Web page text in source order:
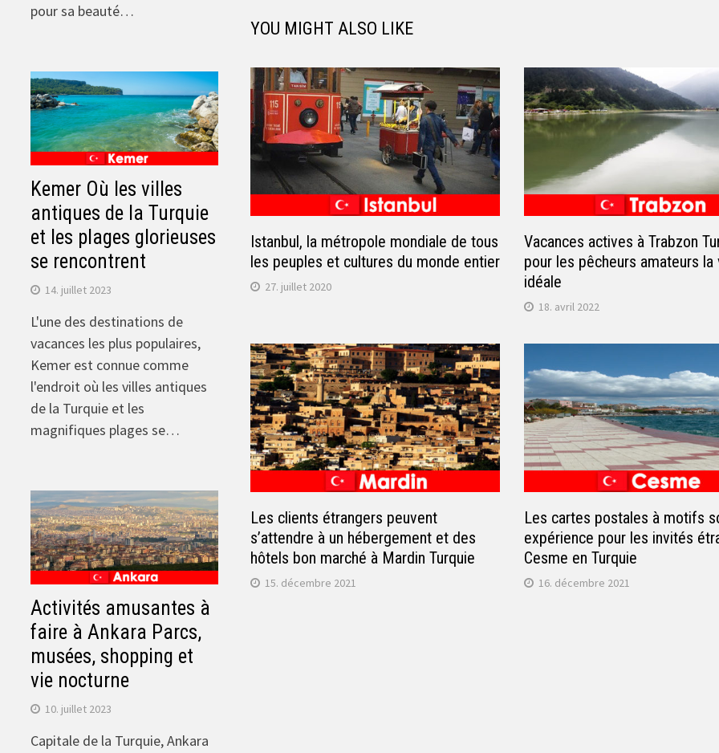
YOU MIGHT ALSO LIKE
Istanbul, la métropole mondiale de tous
les peuples et cultures du monde entier
27. juillet 2020
Vacances actives à Trabzon
pour les pêcheurs amateurs la
idéale
18. avril 2022
Les clients étrangers peuvent
s’attendre à un hébergement et des
hôtels bon marché à Mardin Turquie
15. décembre 2021
Les cartes postales à motifs
expérience pour les invités
Cesme en Turquie
16. décembre 2021
pour sa beauté…
Kemer Où les villes
antiques de la Turquie
et les plages glorieuses
se rencontrent
14. juillet 2023
L'une des destinations de
vacances les plus populaires,
Kemer est connue comme
l'endroit où les villes antiques
de la Turquie et les
magnifiques plages se…
Activités amusantes à
faire à Ankara Parcs,
musées, shopping et
vie nocturne
10. juillet 2023
Capitale de la Turquie, Ankara